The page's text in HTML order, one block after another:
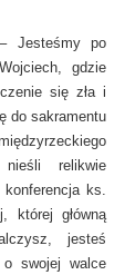
Jesteśmy po
gdzie
się zła i
do sakramentu
relikwie
ks.
której główną
jesteś
o swojej walce